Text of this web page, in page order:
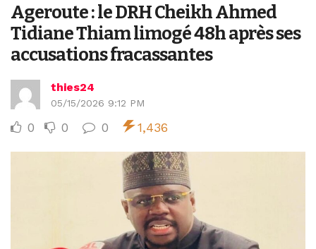
Ageroute : le DRH Cheikh Ahmed
Tidiane Thiam limogé 48h après ses
accusations fracassantes
thies24
05/15/2026 9:12 PM
0 0 0 1,436